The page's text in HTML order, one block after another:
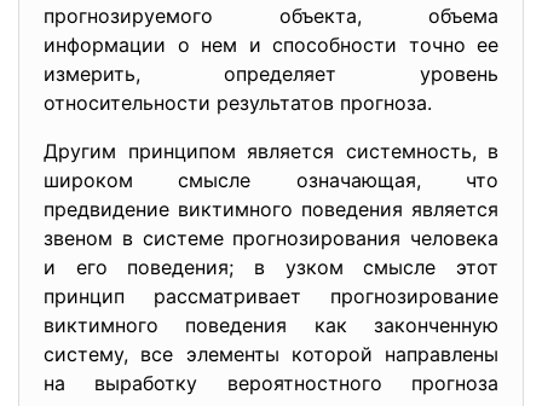
прогнозируемого объекта, объема
информации о нем и способности точно ее
измерить, определяет уровень
относительности результатов прогноза.
Другим принципом является системность, в
широком смысле означающая, что
предвидение виктимного поведения является
звеном в системе прогнозирования человека
и его поведения; в узком смысле этот
принцип рассматривает прогнозирование
виктимного поведения как законченную
систему, все элементы которой направлены
на выработку вероятностного прогноза